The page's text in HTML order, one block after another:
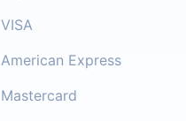
VISA
American Express
Mastercard